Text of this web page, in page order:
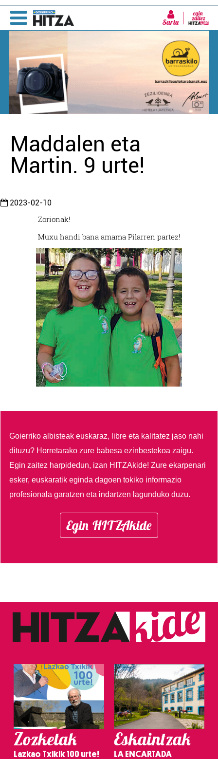
Sartu
Maddalen eta
Martin. 9 urte!
2023-02-10
Zorionak!
Muxu handi bana amama Pilarren partez!
Goierriko albisteak euskaraz, libre eta kalitatez jaso nahi
dituzu? Horretarako zure babesa ezinbestekoa zaigu.
Egin zaitez harpidedun, izan HITZAkide!Zure ekarpenari
esker, euskaratik eginda dagoen tokiko informazio
profesionala garatzen eta indartzen lagunduko duzu.
Egin HITZAkide
Zozketak
Lazkao Txikik 100 urte!
Eskaintzak
LA ENCARTADA